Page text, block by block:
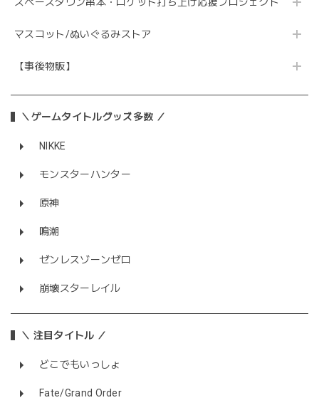
スペースタウン串本・ロケット打ち上げ応援プロジェクト
マスコット/ぬいぐるみストア
【事後物販】
＼ゲームタイトルグッズ多数 ／
NIKKE
モンスターハンター
原神
鳴潮
ゼンレスゾーンゼロ
崩壊スターレイル
＼ 注目タイトル ／
どこでもいっしょ
Fate/Grand Order